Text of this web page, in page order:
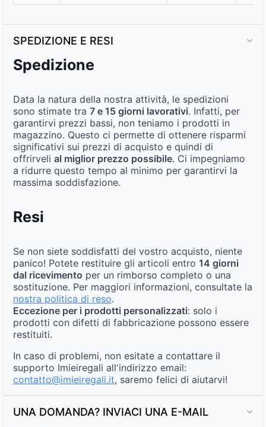
SPEDIZIONE E RESI
Spedizione
Data la natura della nostra attività, le spedizioni
sono stimate tra 7 e 15 giorni lavorativi. Infatti, per
garantirvi prezzi bassi, non teniamo i prodotti in
magazzino. Questo ci permette di ottenere risparmi
significativi sui prezzi di acquisto e quindi di
offrirveli al miglior prezzo possibile. Ci impegniamo
a ridurre questo tempo al minimo per garantirvi la
massima soddisfazione.
Resi
Se non siete soddisfatti del vostro acquisto, niente
panico! Potete restituire gli articoli entro 14 giorni
dal ricevimento per un rimborso completo o una
sostituzione. Per maggiori informazioni, consultate la
nostra politica di reso.
Eccezione per i prodotti personalizzati: solo i
prodotti con difetti di fabbricazione possono essere
restituiti.
In caso di problemi, non esitate a contattare il
supporto Imieiregali all'indirizzo email:
contatto@imieiregali.it, saremo felici di aiutarvi!
UNA DOMANDA? INVIACI UNA E-MAIL